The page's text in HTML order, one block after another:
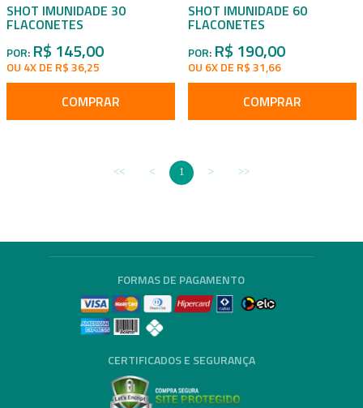
SHOT IMUNIDADE 30
FLACONETES
POR: R$ 145,00
OU 4X DE R$ 36,25
COMPRAR
SHOT IMUNIDADE 60
FLACONETES
POR: R$ 190,00
OU 6X DE R$ 31,66
COMPRAR
1
FORMAS DE PAGAMENTO
CERTIFICADOS E SEGURANÇA